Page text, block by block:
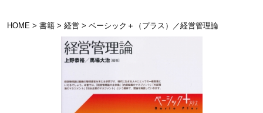
HOME> 書籍> 経営> ベーシック＋（プラス）／経営管理論